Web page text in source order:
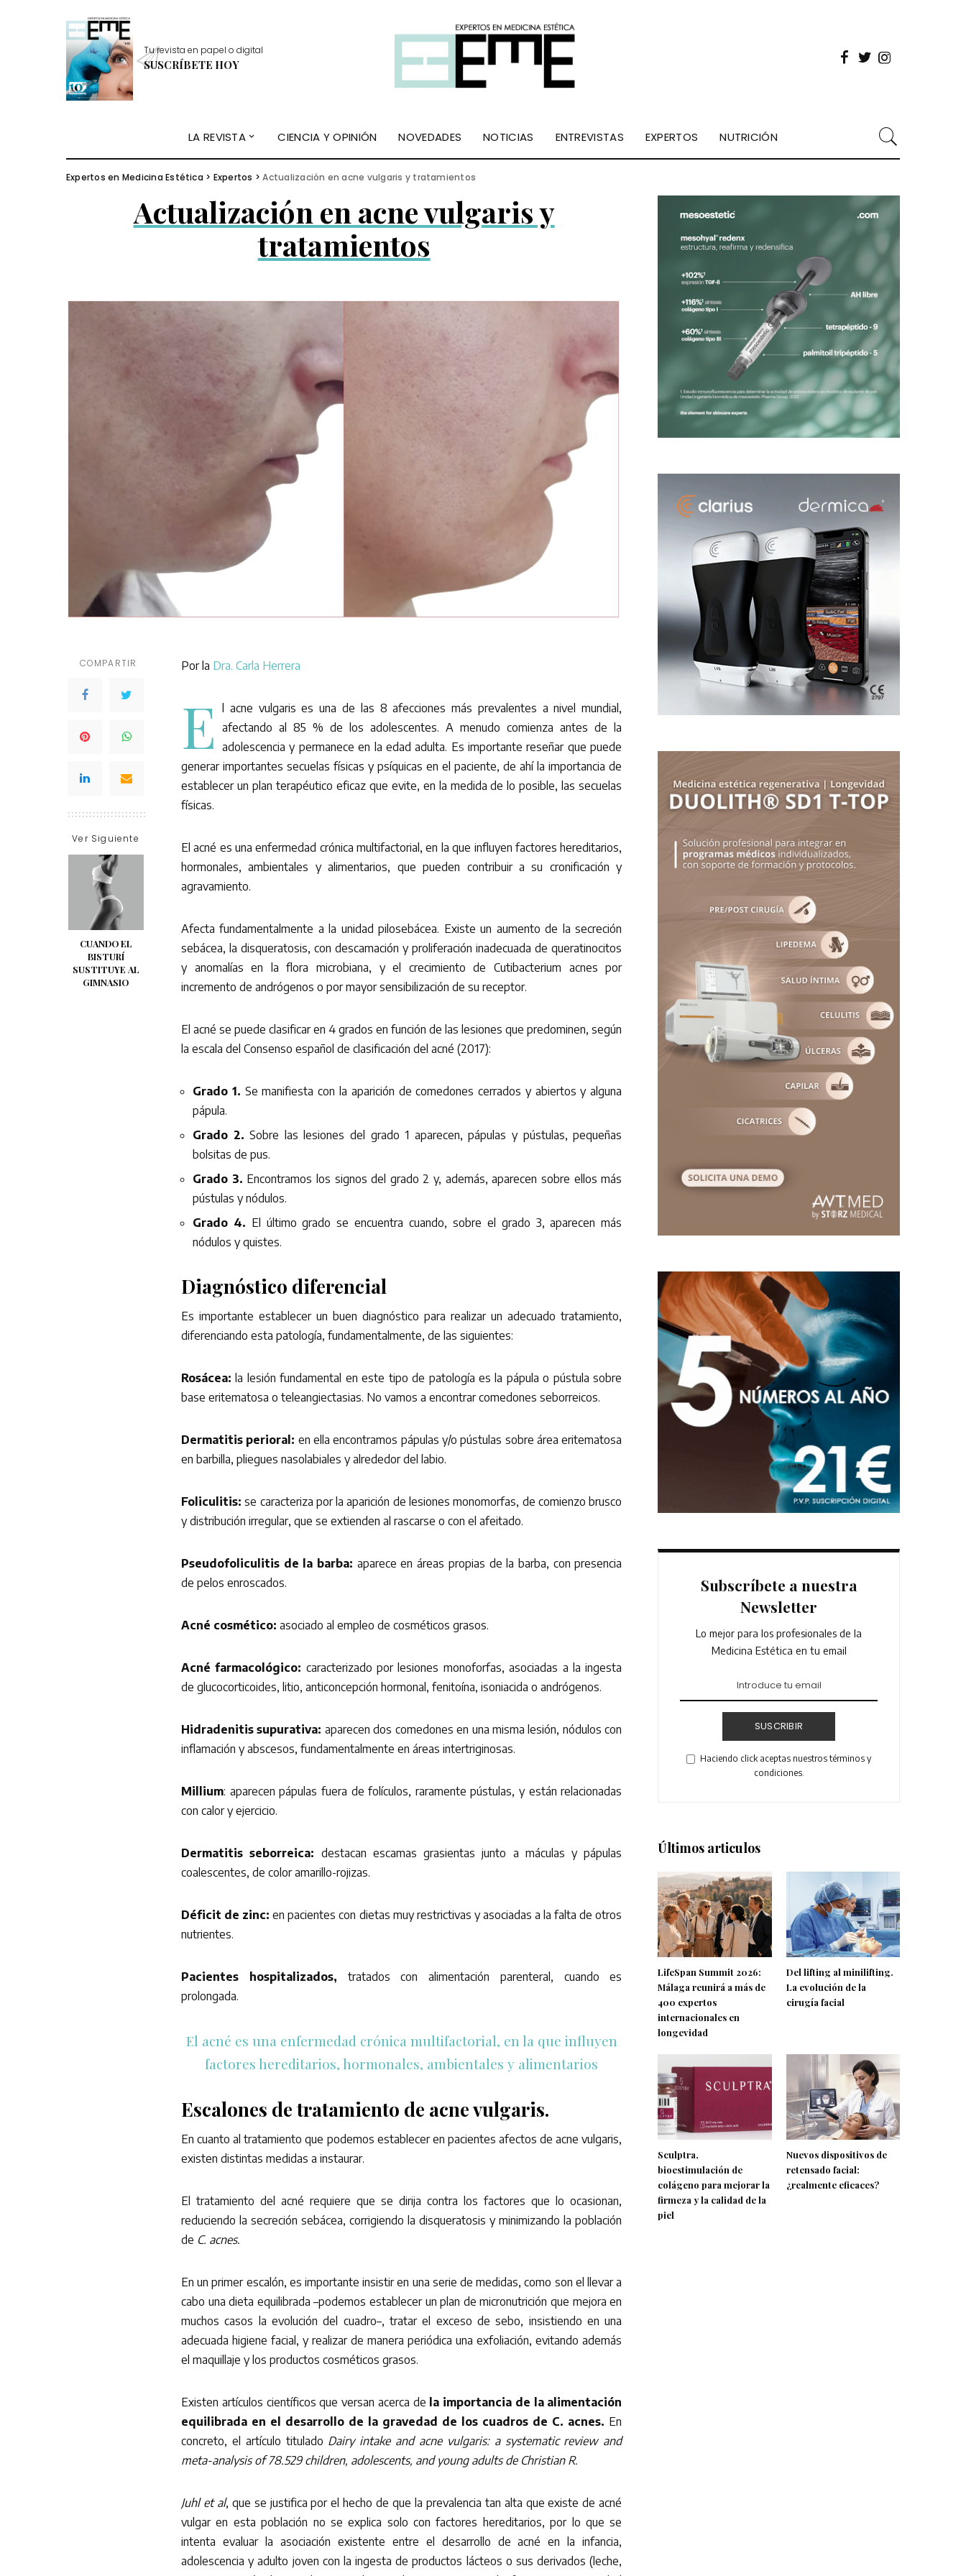
Tu revista en papel o digital
SUSCRÍBETE HOY
LA REVISTA CIENCIA Y OPINIÓN NOVEDADES NOTICIAS ENTREVISTAS EXPERTOS NUTRICIÓN
Expertos en Medicina Estética > Expertos >Actualización en acne vulgaris y tratamientos
Actualización en acne vulgaris y
tratamientos
COMPARTIR
Ver Siguiente
CUANDO EL
BISTURÍ
SUSTITUYE AL
GIMNASIO
Por la Dra. Carla Herrera
E
l acne vulgaris es una de las 8 afecciones más prevalentes a nivel mundial,
afectando al 85 % de los adolescentes. A menudo comienza antes de la
adolescencia y permanece en la edad adulta. Es importante reseñar que puede
generar importantes secuelas físicas y psíquicas en el paciente, de ahí la importancia de
establecer un plan terapéutico eficaz que evite, en la medida de lo posible, las secuelas
físicas.
El acné es una enfermedad crónica multifactorial, en la que influyen factores hereditarios,
hormonales, ambientales y alimentarios, que pueden contribuir a su cronificación y
agravamiento.
Afecta fundamentalmente a la unidad pilosebácea. Existe un aumento de la secreción
sebácea, la disqueratosis, con descamación y proliferación inadecuada de queratinocitos
y anomalías en la flora microbiana, y el crecimiento de Cutibacterium acnes por
incremento de andrógenos o por mayor sensibilización de su receptor.
El acné se puede clasificar en 4 grados en función de las lesiones que predominen, según
la escala del Consenso español de clasificación del acné (2017):
Grado 1. Se manifiesta con la aparición de comedones cerrados y abiertos y alguna
pápula.
Grado 2. Sobre las lesiones del grado 1 aparecen, pápulas y pústulas, pequeñas
bolsitas de pus.
Grado 3. Encontramos los signos del grado 2 y, además, aparecen sobre ellos más
pústulas y nódulos.
Grado 4. El último grado se encuentra cuando, sobre el grado 3, aparecen más
nódulos y quistes.
Diagnóstico diferencial
Es importante establecer un buen diagnóstico para realizar un adecuado tratamiento,
diferenciando esta patología, fundamentalmente, de las siguientes:
Rosácea: la lesión fundamental en este tipo de patología es la pápula o pústula sobre
base eritematosa o teleangiectasias. No vamos a encontrar comedones seborreicos.
Dermatitis perioral: en ella encontramos pápulas y/o pústulas sobre área eritematosa
en barbilla, pliegues nasolabiales y alrededor del labio.
Foliculitis: se caracteriza por la aparición de lesiones monomorfas, de comienzo brusco
y distribución irregular, que se extienden al rascarse o con el afeitado.
Pseudofoliculitis de la barba: aparece en áreas propias de la barba, con presencia
de pelos enroscados.
Acné cosmético: asociado al empleo de cosméticos grasos.
Acné farmacológico: caracterizado por lesiones monoforfas, asociadas a la ingesta
de glucocorticoides, litio, anticoncepción hormonal, fenitoína, isoniacida o andrógenos.
Hidradenitis supurativa: aparecen dos comedones en una misma lesión, nódulos con
inflamación y abscesos, fundamentalmente en áreas intertriginosas.
Millium: aparecen pápulas fuera de folículos, raramente pústulas, y están relacionadas
con calor y ejercicio.
Dermatitis seborreica: destacan escamas grasientas junto a máculas y pápulas
coalescentes, de color amarillo-rojizas.
Déficit de zinc:en pacientes con dietas muy restrictivas y asociadas a la falta de otros
nutrientes.
Pacientes hospitalizados, tratados con alimentación parenteral, cuando es
prolongada.
El acné es una enfermedad crónica multifactorial, en la que influyen
factores hereditarios, hormonales, ambientales y alimentarios
Escalones de tratamiento de acne vulgaris.
En cuanto al tratamiento que podemos establecer en pacientes afectos de acne vulgaris,
existen distintas medidas a instaurar.
El tratamiento del acné requiere que se dirija contra los factores que lo ocasionan,
reduciendo la secreción sebácea, corrigiendo la disqueratosis y minimizando la población
de C. acnes.
En un primer escalón, es importante insistir en una serie de medidas, como son el llevar a
cabo una dieta equilibrada –podemos establecer un plan de micronutrición que mejora en
muchos casos la evolución del cuadro–, tratar el exceso de sebo, insistiendo en una
adecuada higiene facial, y realizar de manera periódica una exfoliación, evitando además
el maquillaje y los productos cosméticos grasos.
Existen artículos científicos que versan acerca de la importancia de la alimentación
equilibrada en el desarrollo de la gravedad de los cuadros de C. acnes. En
concreto, el artículo titulado Dairy intake and acne vulgaris: a systematic review and
meta-analysis of 78.529 children, adolescents, and young adults de Christian R.
Juhl et al, que se justifica por el hecho de que la prevalencia tan alta que existe de acné
vulgar en esta población no se explica solo con factores hereditarios, por lo que se
intenta evaluar la asociación existente entre el desarrollo de acné en la infancia,
adolescencia y adulto joven con la ingesta de productos lácteos o sus derivados (leche,
Subscríbete a nuestra
Newsletter
Lo mejor para los profesionales de la
Medicina Estética en tu email
SUSCRIBIR
Haciendo click aceptas nuestros términos y
condiciones.
Últimos articulos
LifeSpan Summit 2026:
Málaga reunirá a más de
400 expertos
internacionales en
longevidad
Del lifting al minilifting.
La evolución de la
cirugía facial
Sculptra,
bioestimulación de
colágeno para mejorar la
firmeza y la calidad de la
piel
Nuevos dispositivos de
retensado facial:
¿realmente eficaces?